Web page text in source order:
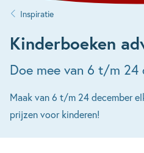
Inspiratie
Kinderboeken
Doe mee van 6 t/m
Maak van 6 t/m 24 december
prijzen voor kinderen!